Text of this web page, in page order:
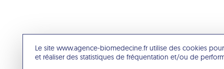
Le site www.agence-biomedecine.fr utilise des cookies
et réaliser des statistiques de fréquentation et/ou de